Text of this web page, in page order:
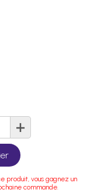
+
produit, vous gagnez un
commande.